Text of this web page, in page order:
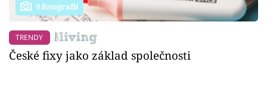
9 fotografií
TRENDY
České fixy jako základ společnosti